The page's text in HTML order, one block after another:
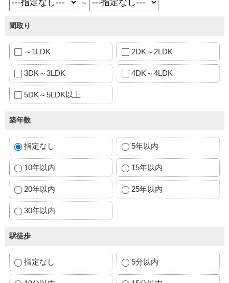
～
間取り
～1LDK 2DK～2LDK
3DK～3LDK 4DK～4LDK
5DK～5LDK以上
築年数
指定なし 5年以内
10年以内 15年以内
20年以内 25年以内
30年以内
駅徒歩
指定なし 5分以内